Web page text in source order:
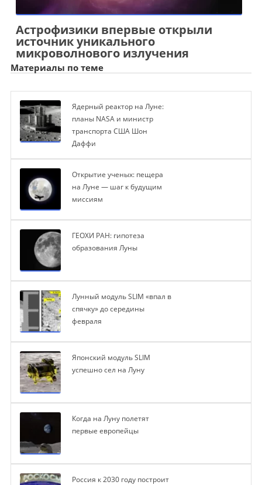
Астрофизики впервые открыли
источник уникального
микроволнового излучения
Материалы по теме
Ядерный реактор на Луне:
планы NASA и министр
транспорта США Шон
Даффи
Открытие ученых: пещера
на Луне — шаг к будущим
миссиям
ГЕОХИ РАН: гипотеза
образования Луны
Лунный модуль SLIM «впал в
спячку» до середины
февраля
Японский модуль SLIM
успешно сел на Луну
Когда на Луну полетят
первые европейцы
Россия к 2030 году построит